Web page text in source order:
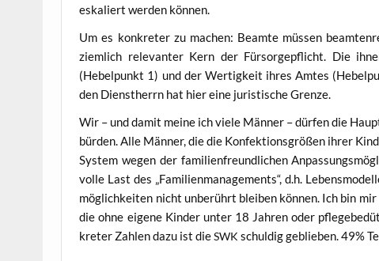
eska­liert wer­den können.
Um es kon­kre­ter zu machen: Beam­te müs­sen
ziem­lich rele­van­ter Kern der Für­sor­ge­pflicht. Die
(Hebel­punkt 1) und der Wer­tig­keit ihres Amtes
den Dienst­herrn hat hier eine juris­ti­sche Grenze.
Wir – und damit mei­ne ich vie­le Män­ner – dür­fen die
bür­den. Alle Män­ner, die die Kon­fek­ti­ons­grö­ßen ihrer
Sys­tem wegen der fami­li­en­freund­li­chen
vol­le Last des „Fami­li­en­ma­nage­ments“, d.h.
mög­lich­kei­ten nicht unbe­rührt blei­ben kön­nen. Ich bin
die ohne eige­ne Kin­der unter 18 Jah­ren oder
kre­ter Zah­len dazu ist dieSWK schul­dig geblie­ben. 49%